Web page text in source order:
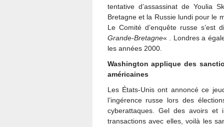
tentative d’assassinat de Youlia
Bretagne et la Russie lundi pour le
Le Comité d’enquête russe s’est
Grande-Bretagne« . Londres a
les années 2000.
Washington applique des
américaines
Les États-Unis ont annoncé ce
l’ingérence russe lors des
cyberattaques. Gel des avoirs et
transactions avec elles, voilà les